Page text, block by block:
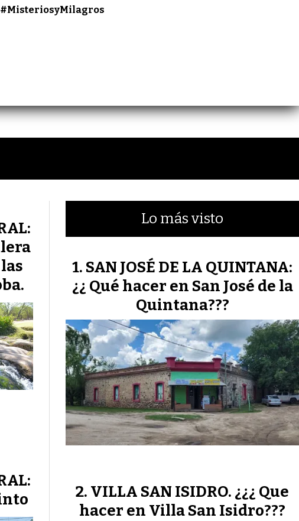
#MisteriosyMilagros
Lo más visto
SAN JOSÉ DE LA QUINTANA:
¿¿ Qué hacer en San José de la
Quintana???
VILLA SAN ISIDRO. ¿¿¿ Que
hacer en Villa San Isidro???